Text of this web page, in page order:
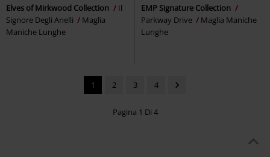
Elves of Mirkwood Collection
Il
Signore Degli Anelli
Maglia
Maniche Lunghe
EMP Signature Collection
Parkway Drive
Maglia Maniche
Lunghe
1 2 3 4
Pagina 1 Di 4